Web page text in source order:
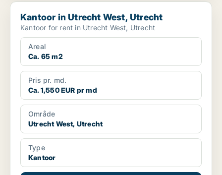
Kantoor in Utrecht West, Utrecht
Kantoor in Utrecht West, Utrecht
Kantoor for rent in Utrecht West, Utrecht
Areal
Ca. 65 m2
Pris pr. md.
Ca. 1,550 EUR pr md
Område
Utrecht West, Utrecht
Type
Kantoor